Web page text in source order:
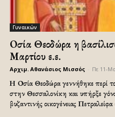
Γυναικών
Οσία Θεοδώρα η
Μαρτίου ε.ε.
Αρχιμ. Αθανάσιος Μισσός Πε 11-
Η Οσία Θεοδώρα γεννήθηκε περί
στην Θεσσαλονίκη και υπήρξε
βυζαντινής οικογένειας